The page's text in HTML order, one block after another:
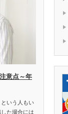
意点～年
いう人もい
た場合には